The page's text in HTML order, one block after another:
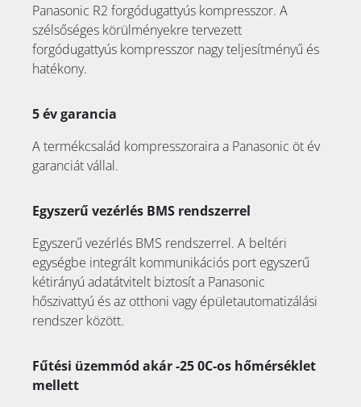
Panasonic R2 forgódugattyús kompresszor. A
szélsőséges körülményekre tervezett
forgódugattyús kompresszor nagy teljesítményű és
hatékony.
5 év garancia
A termékcsalád kompresszoraira a Panasonic öt év
garanciát vállal.
Egyszerű vezérlés BMS rendszerrel
Egyszerű vezérlés BMS rendszerrel. A beltéri
egységbe integrált kommunikációs port egyszerű
kétirányú adatátvitelt biztosít a Panasonic
hőszivattyú és az otthoni vagy épületautomatizálási
rendszer között.
Fűtési üzemmód akár -25 0C-os hőmérséklet
mellett